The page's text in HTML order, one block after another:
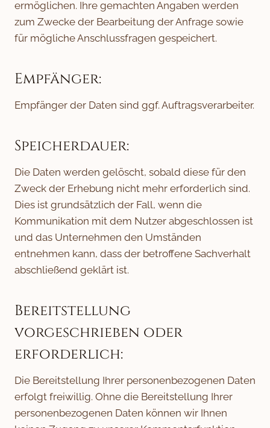
ermöglichen. Ihre gemachten Angaben werden
zum Zwecke der Bearbeitung der Anfrage sowie
für mögliche Anschlussfragen gespeichert.
Empfänger:
Empfänger der Daten sind ggf. Auftragsverarbeiter.
Speicherdauer:
Die Daten werden gelöscht, sobald diese für den
Zweck der Erhebung nicht mehr erforderlich sind.
Dies ist grundsätzlich der Fall, wenn die
Kommunikation mit dem Nutzer abgeschlossen ist
und das Unternehmen den Umständen
entnehmen kann, dass der betroffene Sachverhalt
abschließend geklärt ist.
Bereitstellung
vorgeschrieben oder
erforderlich:
Die Bereitstellung Ihrer personenbezogenen Daten
erfolgt freiwillig. Ohne die Bereitstellung Ihrer
personenbezogenen Daten können wir Ihnen